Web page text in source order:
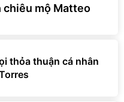
chiêu mộ Matteo
thỏa thuận cá nhân